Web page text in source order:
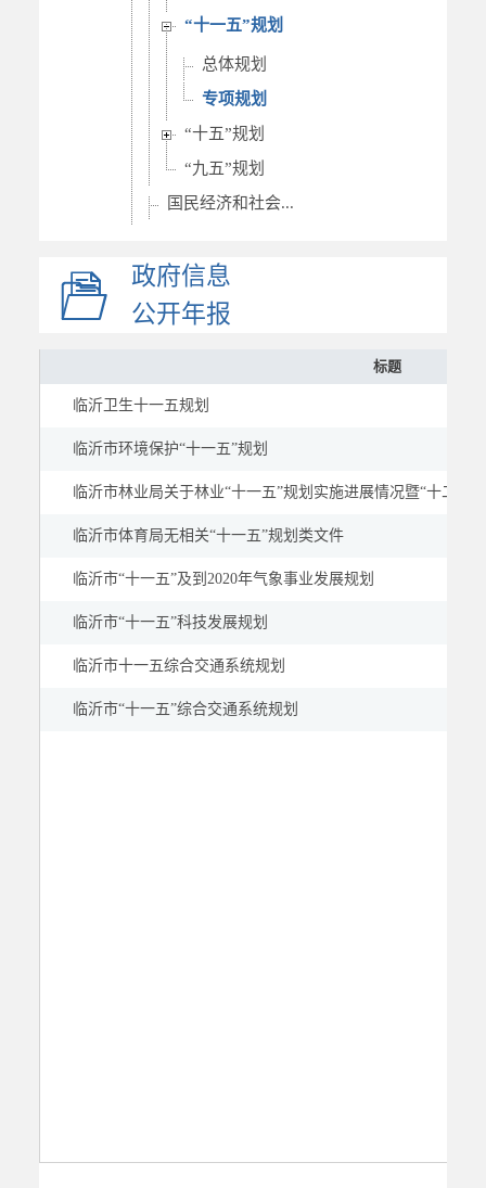
“十一五”规划
总体规划
专项规划
“十五”规划
“九五”规划
国民经济和社会...
区域规划
国土空间规划
统计信息
财政信息
政府采购
行政权力
重要部署执行公开
重点领域
政府信息
公开年报
标题
临沂卫生十一五规划
临沂市环境保护“十一五”规划
临沂市林业局关于林业“十一五”规划实施进展情况暨“十二五
临沂市体育局无相关“十一五”规划类文件
临沂市“十一五”及到2020年气象事业发展规划
临沂市“十一五”科技发展规划
临沂市十一五综合交通系统规划
临沂市“十一五”综合交通系统规划